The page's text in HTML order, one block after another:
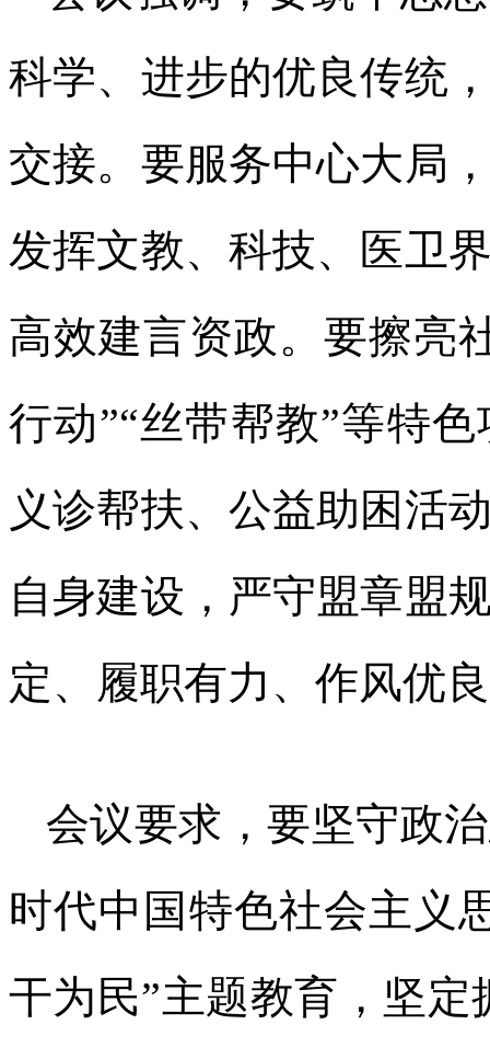
科学、进步的优良传统
交接。要服务中心大局
发挥文教、科技、医卫
高效建言资政。要擦亮
行动”“丝带帮教”等特
义诊帮扶、公益助困活
自身建设，严守盟章盟
定、履职有力、作风优
会议要求，要坚守政
时代中国特色社会主义
干为民”主题教育，坚定